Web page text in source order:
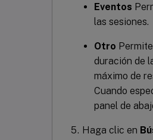
Eventos
las sesiones.
Otro
duración de
máximo de
Cuando
panel de
Haga clic en